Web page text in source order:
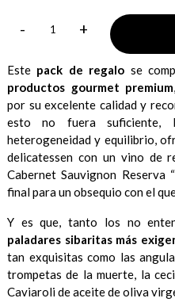
- +
Este pack de regalo se
productos gourmet premium
por su excelente calidad y
esto no fuera suficiente,
heterogeneidad y equilibrio,
delicatessen con un vino de
Cabernet Sauvignon Reserva
final para un obsequio con el
Y es que, tanto los no
paladares sibaritas más
tan exquisitas como las
trompetas de la muerte, la
Caviaroli de aceite de oliva